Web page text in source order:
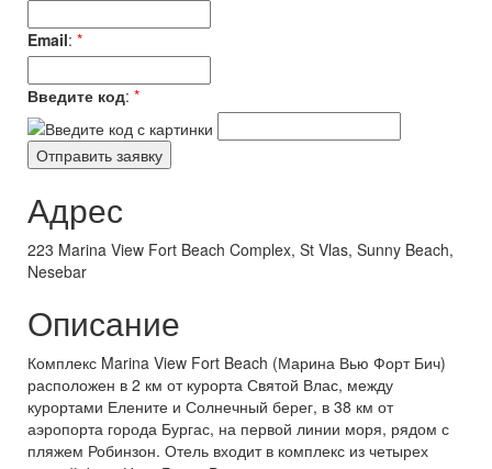
Email: *
Введите код: *
Адрес
223 Marina View Fort Beach Complex, St Vlas, Sunny Beach,
Nesebar
Описание
Комплекс Marina View Fort Beach (Марина Вью Форт Бич)
расположен в 2 км от курорта Святой Влас, между
курортами Елените и Солнечный берег, в 38 км от
аэропорта города Бургас, на первой линии моря, рядом с
пляжем Робинзон. Отель входит в комплекс из четырех